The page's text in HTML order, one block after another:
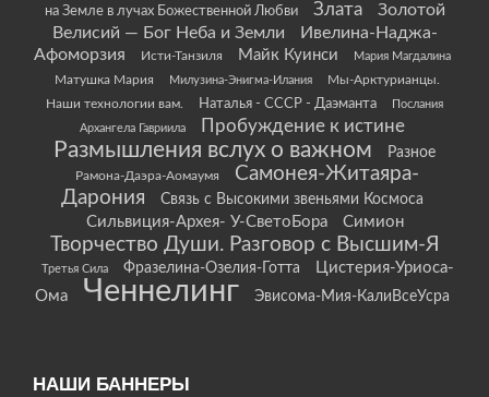
на Земле в лучах Божественной Любви
Злата
Золотой
Велисий — Бог Неба и Земли
Ивелина-Наджа-
Афоморзия
Исти-Танзиля Майк Куинси Мария Магдалина
Матушка Мария Милузина-Энигма-Илания
Мы-Арктурианцы.
Наши технологии вам.
Наталья - СССР - Даэманта
Послания
Архангела Гавриила
Пробуждение к истине
Размышления вслух о важном Разное
Рамона-Даэра-Аомаумя
Самонея-Житаяра-
Дарония
Связь с Высокими звеньями Космоса
Сильвиция-Архея- У-СветоБора Симион
Творчество Души. Разговор с Высшим-Я
Третья Сила Фразелина-Озелия-Готта
Цистерия-Уриоса-
Ома
Ченнелинг Эвисома-Мия-КалиВсеУсра
НАШИ БАННЕРЫ